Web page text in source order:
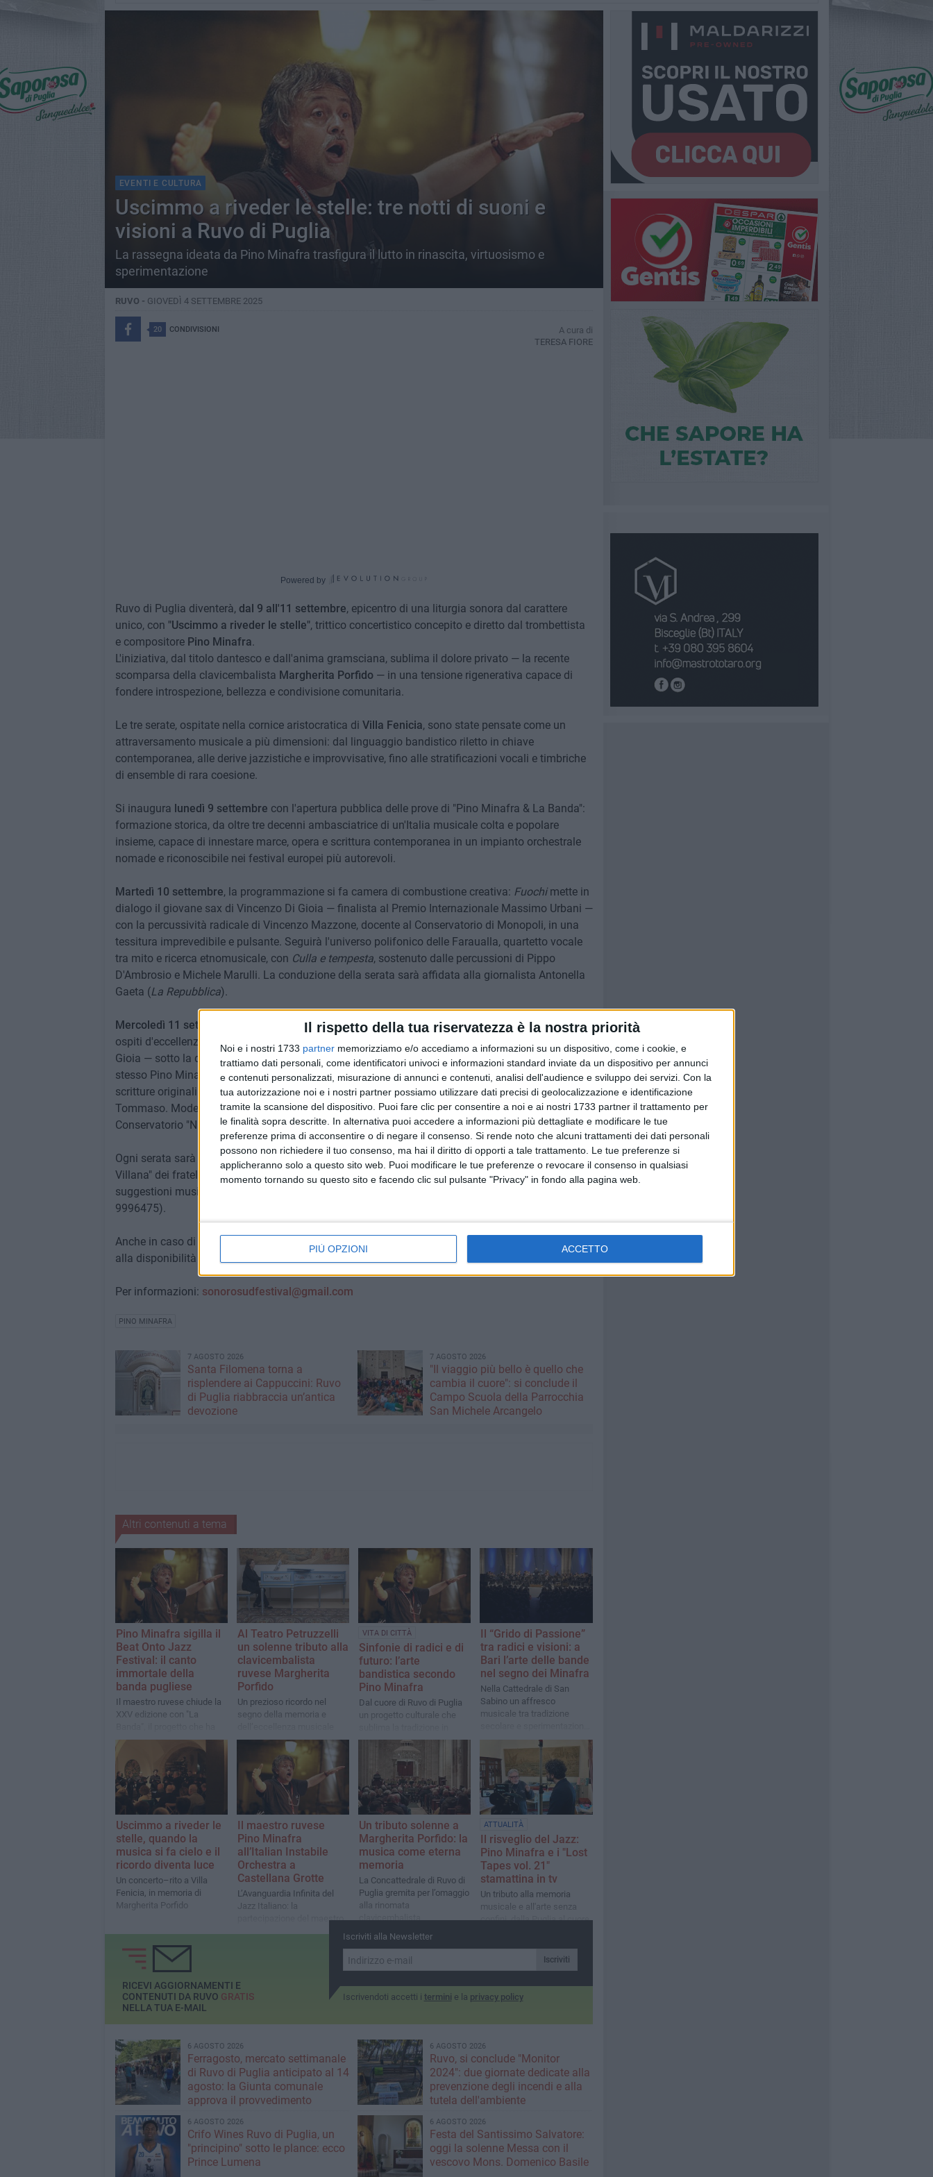
Il rispetto della tua riservatezza è la nostra priorità
Noi e i nostri 1733 partner memorizziamo e/o accediamo a informazioni su un dispositivo, come i cookie, e
trattiamo dati personali, come identificatori univoci e informazioni standard inviate da un dispositivo per annunci
e contenuti personalizzati, misurazione di annunci e contenuti, analisi dell'audience e sviluppo dei servizi. Con la
tua autorizzazione noi e i nostri partner possiamo utilizzare dati precisi di geolocalizzazione e identificazione
tramite la scansione del dispositivo. Puoi fare clic per consentire a noi e ai nostri 1733 partner il trattamento per
le finalità sopra descritte. In alternativa puoi accedere a informazioni più dettagliate e modificare le tue
preferenze prima di acconsentire o di negare il consenso. Si rende noto che alcuni trattamenti dei dati personali
possono non richiedere il tuo consenso, ma hai il diritto di opporti a tale trattamento. Le tue preferenze si
applicheranno solo a questo sito web. Puoi modificare le tue preferenze o revocare il consenso in qualsiasi
momento tornando su questo sito e facendo clic sul pulsante "Privacy" in fondo alla pagina web.
PIÙ OPZIONI ACCETTO
EVENTI E CULTURA
Uscimmo a riveder le stelle: tre notti di suoni e
visioni a Ruvo di Puglia
La rassegna ideata da Pino Minafra trasfigura il lutto in rinascita, virtuosismo e
sperimentazione
RUVO - GIOVEDÌ 4 SETTEMBRE 2025
20 CONDIVISIONI
A cura di
TERESA FIORE
Powered by
Ruvo di Puglia diventerà, dal 9 all'11 settembre, epicentro di una liturgia sonora dal carattere
unico, con "Uscimmo a riveder le stelle", trittico concertistico concepito e diretto dal trombettista
e compositore Pino Minafra.
L'iniziativa, dal titolo dantesco e dall'anima gramsciana, sublima il dolore privato — la recente
scomparsa della clavicembalista Margherita Porfido— in una tensione rigenerativa capace di
fondere introspezione, bellezza e condivisione comunitaria.
Le tre serate, ospitate nella cornice aristocratica di Villa Fenicia, sono state pensate come un
attraversamento musicale a più dimensioni: dal linguaggio bandistico riletto in chiave
contemporanea, alle derive jazzistiche e improvvisative, fino alle stratificazioni vocali e timbriche
di ensemble di rara coesione.
Si inaugura lunedì 9 settembre con l'apertura pubblica delle prove di "Pino Minafra & La Banda":
formazione storica, da oltre tre decenni ambasciatrice di un'Italia musicale colta e popolare
insieme, capace di innestare marce, opera e scrittura contemporanea in un impianto orchestrale
nomade e riconoscibile nei festival europei più autorevoli.
Martedì 10 settembre, la programmazione si fa camera di combustione creativa: Fuochimette in
dialogo il giovane sax di Vincenzo Di Gioia — finalista al Premio Internazionale Massimo Urbani —
con la percussività radicale di Vincenzo Mazzone, docente al Conservatorio di Monopoli, in una
tessitura imprevedibile e pulsante. Seguirà l'universo polifonico delle Faraualla, quartetto vocale
tra mito e ricerca etnomusicale, con Culla e tempesta, sostenuto dalle percussioni di Pippo
D'Ambrosio e Michele Marulli. La conduzione della serata sarà affidata alla giornalista Antonella
Gaeta (La Repubblica).
Mercoledì 11 settembre
, atto conclusivo e apoteosi: "Pino Minafra & La Banda" si arricchirà di
ospiti d'eccellenza — Michel Godard (tuba e serpentone), le Faraualla, Vincenzo e Leonardo Di
Gioia — sotto la direzione a più mani di Michele Di Puppo, Nicola Cotugno, Livio Minafra e dello
stesso Pino Minafra. Un percorso che spazierà dalle marce sinfoniche agli estratti d'opera, dalle
scritture originali dei Minafra fino all'omaggio a Nino Rota con laSacra Romana Rotadi Bruno
Tommaso. Modererà l'incontro Ugo Sbisà, critico musicale e docente di Storia del Jazz al
Conservatorio "N. Piccinni" di Bari.
Ogni serata sarà accompagnata da un'esperienza gastronomica d'autore, a cura della "Cucina
Villana" dei fratelli Montaruli, custodi di un approccio etnobotanico e raffinato, in dialogo con le
suggestioni musicali della rassegna (prenotazioni: Federica 340 7364832 / Francesco 347
9996475).
Anche in caso di pioggia, la manifestazione proseguirà negli spazi interni di Villa Fenicia, grazie
alla disponibilità della storica famiglia che ne custodisce memoria e fascino.
Per informazioni: sonorosudfestival@gmail.com
PINO MINAFRA
7 AGOSTO 2026
Santa Filomena torna a
risplendere ai Cappuccini: Ruvo
di Puglia riabbraccia un’antica
devozione
7 AGOSTO 2026
"Il viaggio più bello è quello che
cambia il cuore": si conclude il
Campo Scuola della Parrocchia
San Michele Arcangelo
Altri contenuti a tema
Pino Minafra sigilla il
Beat Onto Jazz
Festival: il canto
immortale della
banda pugliese
Il maestro ruvese chiude la
XXV edizione con "La
restituito dignità
internazionale alla tradizione
bandistica del Sud
Al Teatro Petruzzelli
un solenne tributo alla
clavicembalista
ruvese Margherita
Porfido
Un prezioso ricordo nel
segno della memoria e
VITA DI CITTÀ
Sinfonie di radici e di
futuro: l’arte
bandistica secondo
Pino Minafra
Dal cuore di Ruvo di Puglia
un progetto culturale che
linguaggio universale
Il “Grido di Passione”
tra radici e visioni: a
Bari l’arte delle bande
nel segno dei Minafra
Nella Cattedrale di San
Sabino un affresco
musicale tra tradizione
contemporanea con
protagonisti i ruvesi Pino e
Livio Minafra
Uscimmo a riveder le
stelle, quando la
musica si fa cielo e il
ricordo diventa luce
Un concerto–rito a Villa
Fenicia, in memoria di
Margherita Porfido
Il maestro ruvese
Pino Minafra
all’Italian Instabile
Orchestra a
Castellana Grotte
L’Avanguardia Infinita del
Jazz Italiano: la
partecipazione del maestro
Un tributo solenne a
Margherita Porfido: la
musica come eterna
memoria
La Concattedrale di Ruvo di
Puglia gremita per l’omaggio
alla rinomata
clavicembalista
ATTUALITÀ
Il risveglio del Jazz:
Pino Minafra e i "Lost
Tapes vol. 21"
stamattina in tv
Un tributo alla memoria
musicale e all'arte senza
confini, dalla Puglia al cuore
Iscriviti alla Newsletter
Iscriviti
Iscrivendoti accetti i termini e la privacy policy
RICEVI AGGIORNAMENTI E
CONTENUTI DA RUVO GRATIS
NELLA TUA E-MAIL
6 AGOSTO 2026
Ferragosto, mercato settimanale
di Ruvo di Puglia anticipato al 14
agosto: la Giunta comunale
approva il provvedimento
6 AGOSTO 2026
Ruvo, si conclude "Monitor
2024": due giornate dedicate alla
prevenzione degli incendi e alla
tutela dell'ambiente
6 AGOSTO 2026
Crifo Wines Ruvo di Puglia, un
"principino" sotto le plance: ecco
Prince Lumena
6 AGOSTO 2026
Festa del Santissimo Salvatore:
oggi la solenne Messa con il
vescovo Mons. Domenico Basile